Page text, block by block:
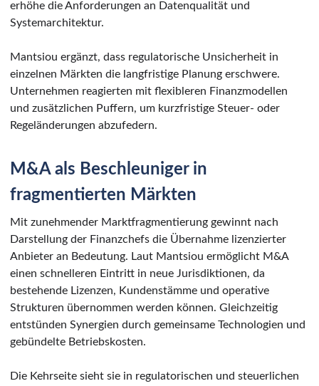
erhöhe die Anforderungen an Datenqualität und
Systemarchitektur.
Mantsiou ergänzt, dass regulatorische Unsicherheit in
einzelnen Märkten die langfristige Planung erschwere.
Unternehmen reagierten mit flexibleren Finanzmodellen
und zusätzlichen Puffern, um kurzfristige Steuer- oder
Regeländerungen abzufedern.
M&A als Beschleuniger in
fragmentierten Märkten
Mit zunehmender Marktfragmentierung gewinnt nach
Darstellung der Finanzchefs die Übernahme lizenzierter
Anbieter an Bedeutung. Laut Mantsiou ermöglicht M&A
einen schnelleren Eintritt in neue Jurisdiktionen, da
bestehende Lizenzen, Kundenstämme und operative
Strukturen übernommen werden können. Gleichzeitig
entstünden Synergien durch gemeinsame Technologien und
gebündelte Betriebskosten.
Die Kehrseite sieht sie in regulatorischen und steuerlichen